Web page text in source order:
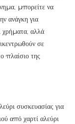
μπορείτε να
ανάγκη για
χρήματα, αλλά
σε
πλαίσιο της
συσκευασίας για
από χαρτί αλεύρι